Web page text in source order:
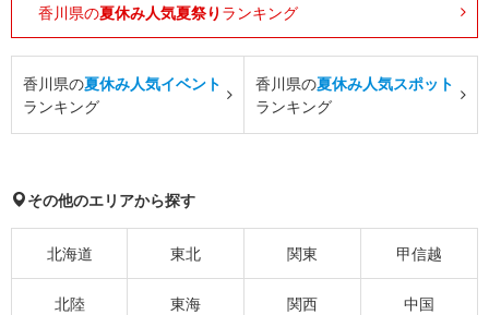
香川県の夏休み人気夏祭り ランキング
香川県の夏休み人気イベント
ランキング
香川県の夏休み人気スポット
ランキング
その他のエリアから探す
北海道 東北 関東 甲信越
北陸 東海 関西 中国